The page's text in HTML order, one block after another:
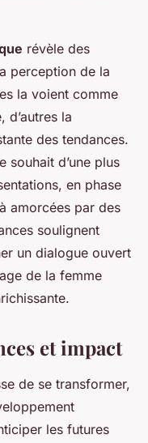
révèle des
perception de la
la voient comme
d’autres la
des tendances.
souhait d’une plus
en phase
amorcées par des
soulignent
un dialogue ouvert
de la femme
et impact
de se transformer,
les futures